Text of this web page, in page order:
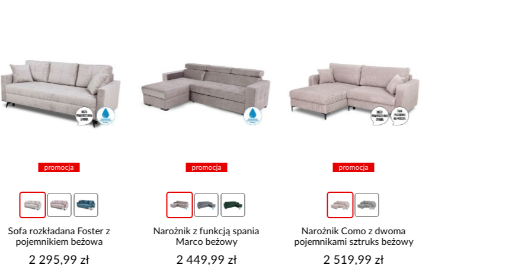
promocja
Sofa rozkładana Foster z
pojemnikiem beżowa
2 295,99 zł
promocja
Narożnik z funkcją spania
Marco beżowy
2 449,99 zł
promocja
Narożnik Como z dwoma
pojemnikami sztruks beżowy
2 519,99 zł